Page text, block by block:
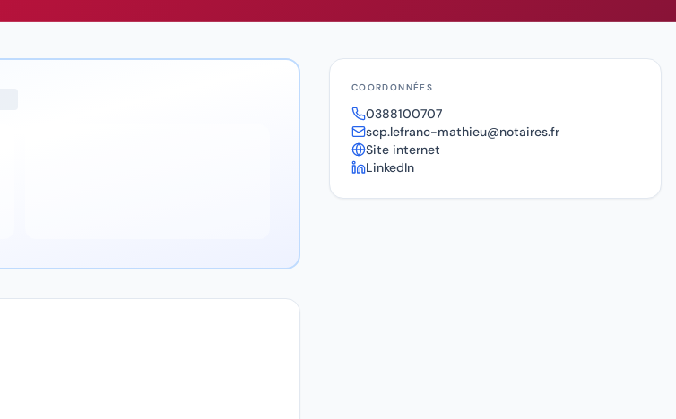
COORDONNÉES
0388100707
scp.lefranc-mathieu@notaires.fr
Site internet
LinkedIn